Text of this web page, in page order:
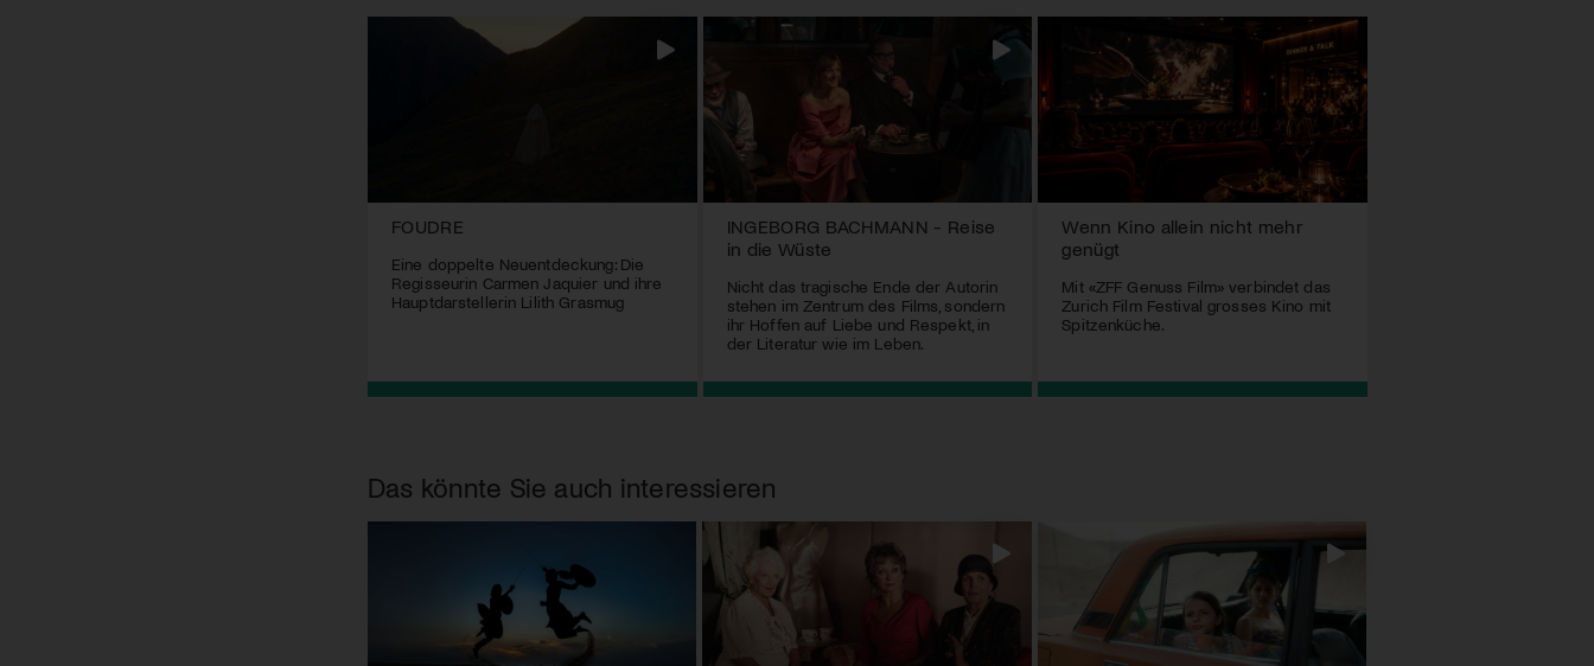
FOUDRE
Eine doppelte Neuentdeckung: Die
Regisseurin Carmen Jaquier und ihre
Hauptdarstellerin Lilith Grasmug
INGEBORG BACHMANN - Reise
in die Wüste
Nicht das tragische Ende der Autorin
stehen im Zentrum des Films, sondern
ihr Hoffen auf Liebe und Respekt, in
der Literatur wie im Leben.
Wenn Kino allein nicht mehr
genügt
Mit «ZFF Genuss Film» verbindet das
Zurich Film Festival grosses Kino mit
Spitzenküche.
Das könnte Sie auch interessieren